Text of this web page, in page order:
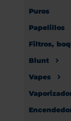
Puros
Papelillos
Filtros,
Blunt
Vapes